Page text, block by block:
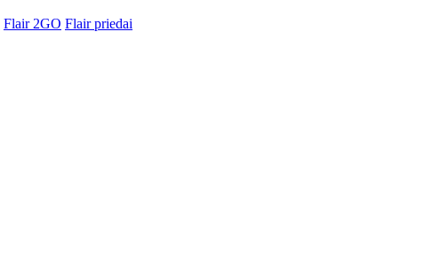
Flair 2GO Flair priedai